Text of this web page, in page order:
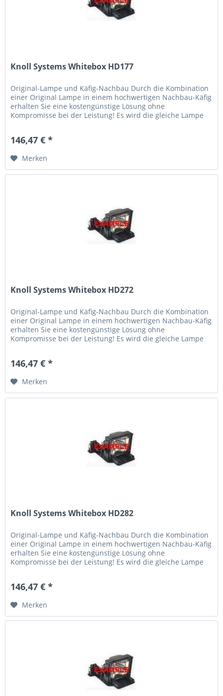
Knoll Systems Whitebox HD177
Original-Lampe und Käfig-Nachbau Durch die Kombination
einer Original Lampe in einem hochwertigen Nachbau-Käfig
erhalten Sie eine kostengünstige Lösung ohne
Kompromisse bei der Leistung! Es wird die gleiche Lampe
146,47 € *
Merken
Knoll Systems Whitebox HD272
Original-Lampe und Käfig-Nachbau Durch die Kombination
einer Original Lampe in einem hochwertigen Nachbau-Käfig
erhalten Sie eine kostengünstige Lösung ohne
Kompromisse bei der Leistung! Es wird die gleiche Lampe
146,47 € *
Merken
Knoll Systems Whitebox HD282
Original-Lampe und Käfig-Nachbau Durch die Kombination
einer Original Lampe in einem hochwertigen Nachbau-Käfig
erhalten Sie eine kostengünstige Lösung ohne
Kompromisse bei der Leistung! Es wird die gleiche Lampe
146,47 € *
Merken